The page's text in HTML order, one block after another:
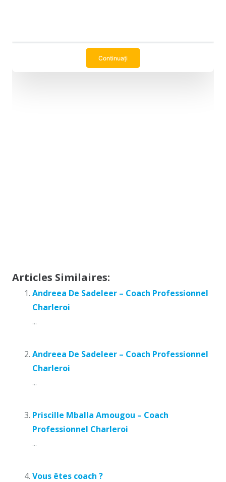
Articles Similaires:
Andreea De Sadeleer – Coach Professionnel
Charleroi
...
Andreea De Sadeleer – Coach Professionnel
Charleroi
...
Priscille Mballa Amougou – Coach
Professionnel Charleroi
...
Vous êtes coach ?